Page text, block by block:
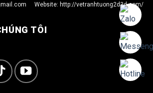
Website: http://vetranhtuong2d3d.com/
TÔI